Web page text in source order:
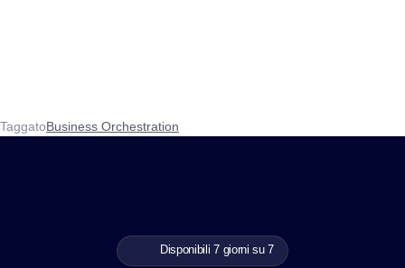
TaggatoBusiness Orchestration
Disponibili 7 giorni su 7